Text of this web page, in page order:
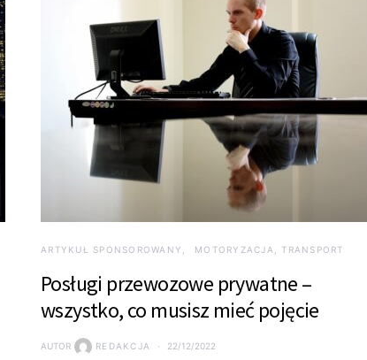
ARTYKUŁ SPONSOROWANY MOTORYZACJA, TRANSPORT
Posługi przewozowe prywatne –
wszystko, co musisz mieć pojęcie
AUTOR REDAKCJA 22/12/2022